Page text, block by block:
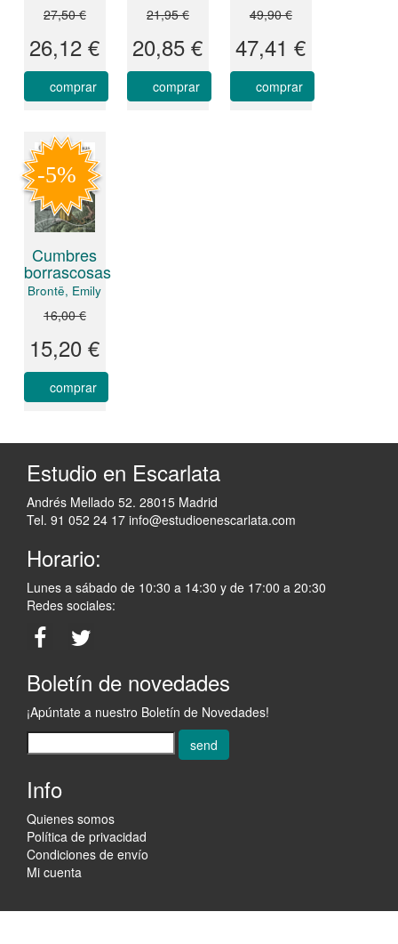
27,50 €
26,12 €
comprar
21,95 €
20,85 €
comprar
49,90 €
47,41 €
comprar
Cumbres
borrascosas
Brontë, Emily
16,00 €
15,20 €
comprar
Estudio en Escarlata
Andrés Mellado 52. 28015 Madrid
Tel. 91 052 24 17 info@estudioenescarlata.com
Horario:
Lunes a sábado de 10:30 a 14:30 y de 17:00 a 20:30
Redes sociales:
Boletín de novedades
¡Apúntate a nuestro Boletín de Novedades!
send
Info
Quienes somos
Política de privacidad
Condiciones de envío
Mi cuenta